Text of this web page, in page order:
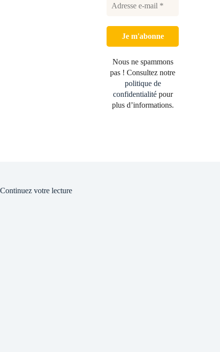
Nous ne spammons
pas ! Consultez notre
politique de
confidentialitépour
plus d’informations.
Continuez votre lecture